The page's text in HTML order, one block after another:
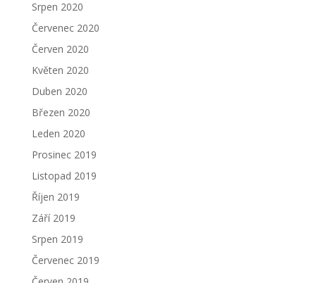
Srpen 2020
Červenec 2020
Červen 2020
Květen 2020
Duben 2020
Březen 2020
Leden 2020
Prosinec 2019
Listopad 2019
Říjen 2019
Září 2019
Srpen 2019
Červenec 2019